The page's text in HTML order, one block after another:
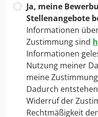
Ja, meine
Stellenangebote
Informationen
Zustimmung sind
Informationen
Nutzung meiner
meine
Dadurch
Widerruf der
Rechtmäßigkeit